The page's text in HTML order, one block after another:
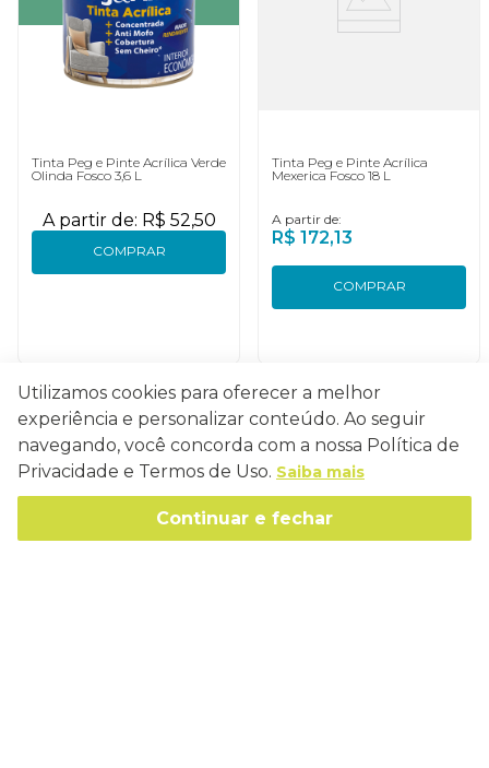
Tinta Peg e Pinte Acrílica Verde
Olinda Fosco 3,6 L
A partir de: R$ 52,50
COMPRAR
Tinta Peg e Pinte Acrílica
Mexerica Fosco 18 L
A partir de:
R$ 172,13
COMPRAR
Conecte-se
Como Trabalhamos
Utilizamos cookies para oferecer a melhor
experiência e personalizar conteúdo. Ao seguir
navegando, você concorda com a nossa Política de
Privacidade e Termos de Uso. Saiba mais
Continuar e fechar